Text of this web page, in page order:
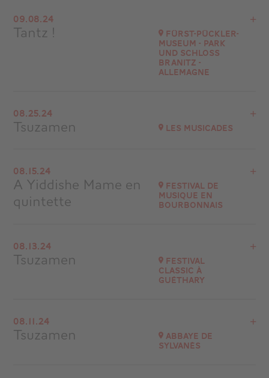
Bonn - Allemagne
09.08.24
Tantz ! Fürst-Pückler-
Museum - Park
und Schloss
Branitz -
ALLEMAGNE
Fürst-Pückler-Museum - Park und Schloss Branitz
08.25.24
Tsuzamen Les Musicades
Romans-sur-Isère
at 20H30
Go to site
08.15.24
A Yiddishe Mame en
quintette
Festival de
musique en
Bourbonnais
Festival de musique en Bourbonnais
08.13.24
Tsuzamen Festival
Classic à
Guéthary
Eglise Notre-Dame de l’Assomption
Bidart (64210)
08.11.24
Tsuzamen Abbaye de
Sylvanès